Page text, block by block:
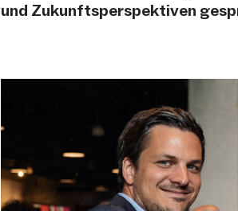
und Zukunftsperspektiven